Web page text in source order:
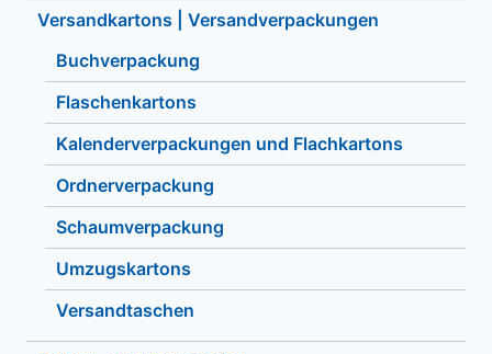
Versandkartons | Versandverpackungen
Buchverpackung
Flaschenkartons
Kalenderverpackungen und Flachkartons
Ordnerverpackung
Schaumverpackung
Umzugskartons
Versandtaschen